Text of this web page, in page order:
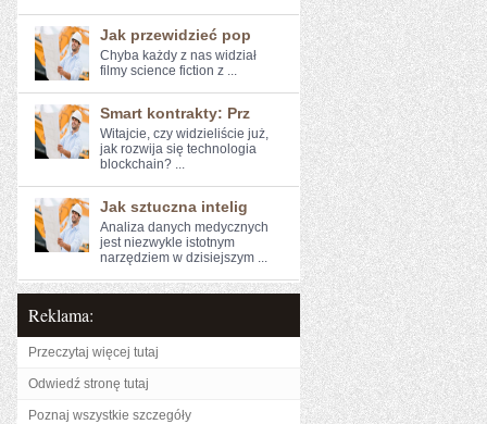
Jak przewidzieć pop
Chyba każdy z nas ⁣widział
filmy science fiction‍ z ...
Smart kontrakty: Prz
Witajcie, czy​ widzieliście już,
jak rozwija się ‍technologia
blockchain? ...
Jak sztuczna intelig
Analiza danych ⁣medycznych
jest niezwykle⁤ istotnym
narzędziem w dzisiejszym ...
Reklama:
Przeczytaj więcej tutaj
Odwiedź stronę tutaj
Poznaj wszystkie szczegóły